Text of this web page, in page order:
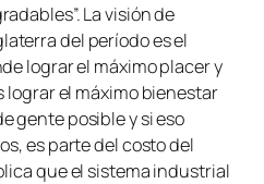
La visión de
del período es el
lograr el máximo placer y
lograr el máximo bienestar
gente posible y si eso
es parte del costo del
que el sistema industrial